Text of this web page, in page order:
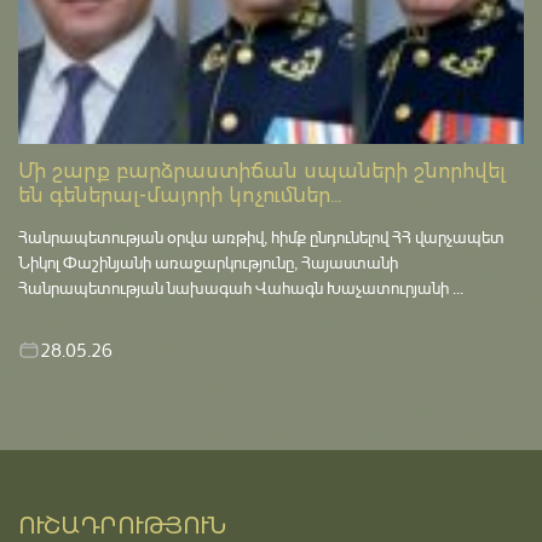
Մի շարք բարձրաստիճան սպաների շնորհվել
են գեներալ-մայորի կոչումներ...
Հանրապետության օրվա առթիվ, հիմք ընդունելով ՀՀ վարչապետ
Նիկոլ Փաշինյանի առաջարկությունը, Հայաստանի
Հանրապետության նախագահ Վահագն Խաչատուրյանի ...
28.05.26
ՈՒՇԱԴՐՈՒԹՅՈՒՆ